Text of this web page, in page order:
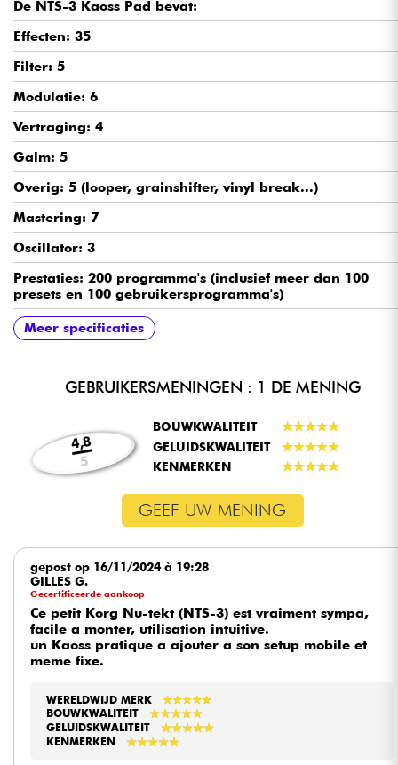
De NTS-3 Kaoss Pad bevat:
Effecten: 35
Filter: 5
Modulatie: 6
Vertraging: 4
Galm: 5
Overig: 5 (looper, grainshifter, vinyl break...)
Mastering: 7
Oscillator: 3
Prestaties: 200 programma's (inclusief meer dan 100
presets en 100 gebruikersprogramma's)
Ingangen: Audio In mini-jack (3,5 mm), Sync In mini-
(3,5 mm), USB-C
Uitgangen: Hoofdtelefoon/Audio Out mini-jack (3,5 mm),
Sync Out mini-jack (3,5 mm)
Gevoed via USB-poort
Stroomverbruik: 500 mA
Inbegrepen accessoires: USB-C-kabels, Montage-
instructies en schroevendraaier.
Meer specificaties
GEBRUIKERSMENINGEN : 1 DE MENING
4,8
5
BOUWKWALITEIT ★★★★★
★★★★★
GELUIDSKWALITEIT
★★★★★
★★★★★
KENMERKEN
★★★★★
★★★★★
GEEF UW MENING
gepost op 16/11/2024 à 19:28
GILLES G.
Gecertificeerde aankoop
Ce petit Korg Nu-tekt (NTS-3) est vraiment sympa,
facile a monter, utilisation intuitive.
un Kaoss pratique a ajouter a son setup mobile et
meme fixe.
WERELDWIJD MERK ★★★★★
★★★★★
BOUWKWALITEIT
★★★★★
★★★★★
GELUIDSKWALITEIT ★★★★★
★★★★★
KENMERKEN ★★★★★
★★★★★